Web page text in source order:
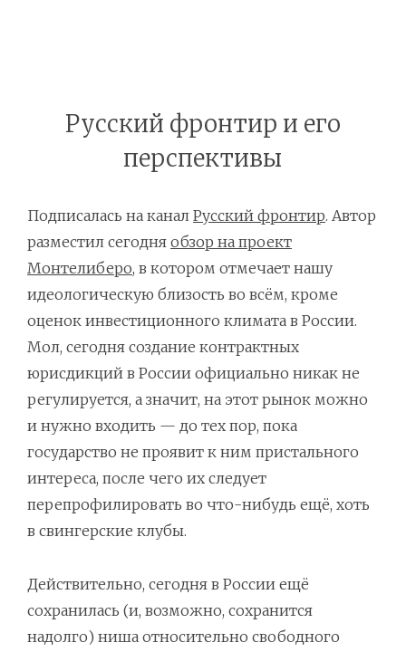
Русский фронтир и его
перспективы
Подписалась на канал Русский фронтир. Автор
разместил сегодня обзор на проект
Монтелиберо, в котором отмечает нашу
идеологическую близость во всём, кроме
оценок инвестиционного климата в России.
Мол, сегодня создание контрактных
юрисдикций в России официально никак не
регулируется, а значит, на этот рынок можно
и нужно входить — до тех пор, пока
государство не проявит к ним пристального
интереса, после чего их следует
перепрофилировать во что-нибудь ещё, хоть
в свингерские клубы.
Действительно, сегодня в России ещё
сохранилась (и, возможно, сохранится
надолго) ниша относительно свободного